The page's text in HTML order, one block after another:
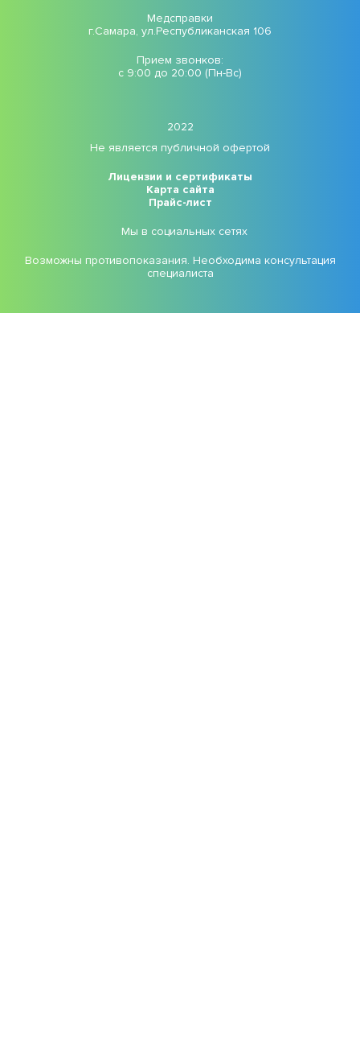
Медсправки
г.Самара, ул.Республиканская 106
Прием звонков:
с 9:00 до 20:00 (Пн-Вс)
2022
Не является публичной офертой
Лицензии и сертификаты
Карта сайта
Прайс-лист
Мы в социальных сетях
Возможны противопоказания. Необходима консультация
специалиста